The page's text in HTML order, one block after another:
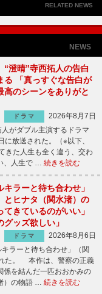
RELATED NEWS
NEWS
“澄晴”寺西拓人の告白
る 「真っすぐな告白が
高のシーンをありがと
ドラマ
2026年8月7日
がダブル主演するドラマ
に放送された。（※以下、
た人生も全く違う、交わ
、人生で … 続きを読む
キラーと待ち合わせ」
とヒナタ（関水渚）の
きているのがいい」
グッズ欲しい」
ドラマ
2026年8月6日
ラーと待ち合わせ」（関
た。 本作は、警察の正義
係を結んだ一匹おおかみの
）の物語 … 続きを読む